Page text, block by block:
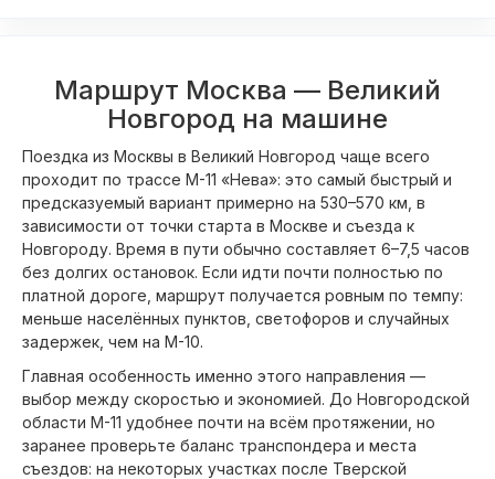
Маршрут Москва — Великий
Новгород на машине
Поездка из Москвы в Великий Новгород чаще всего
проходит по трассе М-11 «Нева»: это самый быстрый и
предсказуемый вариант примерно на 530–570 км, в
зависимости от точки старта в Москве и съезда к
Новгороду. Время в пути обычно составляет 6–7,5 часов
без долгих остановок. Если идти почти полностью по
платной дороге, маршрут получается ровным по темпу:
меньше населённых пунктов, светофоров и случайных
задержек, чем на М-10.
Главная особенность именно этого направления —
выбор между скоростью и экономией. До Новгородской
области М-11 удобнее почти на всём протяжении, но
заранее проверьте баланс транспондера и места
съездов: на некоторых участках после Тверской